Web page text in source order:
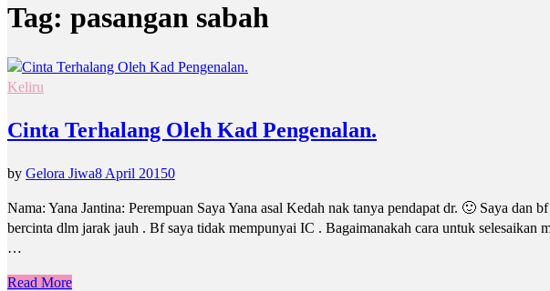
Tag: pasangan sabah
Keliru
Cinta Terhalang Oleh Kad Pengenalan.
by Gelora Jiwa8 April 20150
Nama: Yana Jantina: Perempuan Saya Yana asal Kedah nak tanya pendapat dr. 🙂 Saya dan
bercinta dlm jarak jauh . Bf saya tidak mempunyai IC . Bagaimanakah cara untuk selesaikan
…
Read More